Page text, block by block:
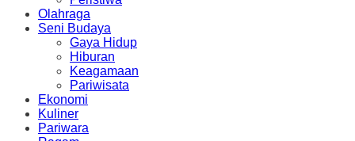
Olahraga
Seni Budaya
Gaya Hidup
Hiburan
Keagamaan
Pariwisata
Ekonomi
Kuliner
Pariwara